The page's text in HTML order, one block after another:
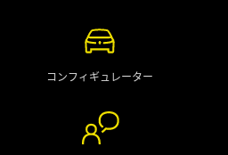
コンフィギュレーター